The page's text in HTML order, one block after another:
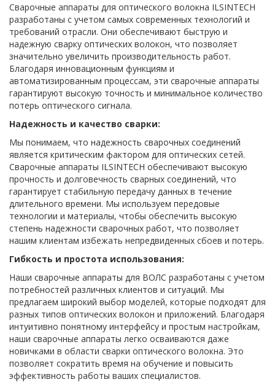
Сварочные аппараты для оптического волокна ILSINTECH
разработаны с учетом самых современных технологий и
требований отрасли. Они обеспечивают быструю и
надежную сварку оптических волокон, что позволяет
значительно увеличить производительность работ.
Благодаря инновационным функциям и
автоматизированным процессам, эти сварочные аппараты
гарантируют высокую точность и минимальное количество
потерь оптического сигнала.
Надежность и качество сварки:
Мы понимаем, что надежность сварочных соединений
является критическим фактором для оптических сетей.
Сварочные аппараты ILSINTECH обеспечивают высокую
прочность и долговечность сварных соединений, что
гарантирует стабильную передачу данных в течение
длительного времени. Мы используем передовые
технологии и материалы, чтобы обеспечить высокую
степень надежности сварочных работ, что позволяет
нашим клиентам избежать непредвиденных сбоев и потерь.
Гибкость и простота использования:
Наши сварочные аппараты для ВОЛС разработаны с учетом
потребностей различных клиентов и ситуаций. Мы
предлагаем широкий выбор моделей, которые подходят для
разных типов оптических волокон и приложений. Благодаря
интуитивно понятному интерфейсу и простым настройкам,
наши сварочные аппараты легко осваиваются даже
новичками в области сварки оптического волокна. Это
позволяет сократить время на обучение и повысить
эффективность работы ваших специалистов.